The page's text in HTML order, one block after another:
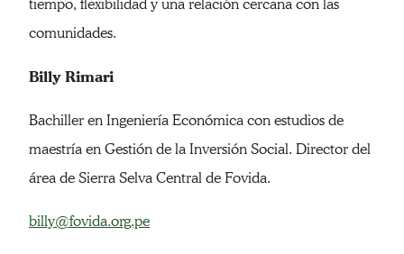
tiempo, flexibilidad y una relación cercana con las
comunidades.
Billy Rimari
Bachiller en Ingeniería Económica con estudios de
maestría en Gestión de la Inversión Social. Director del
área de Sierra Selva Central de Fovida.
billy@fovida.org.pe